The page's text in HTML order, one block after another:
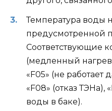
Температура воды
предусмотренной
Соответствующие
(медленный нагрев
«F05» (не работает
«F08» (отказ ТЭНа),
воды в баке).